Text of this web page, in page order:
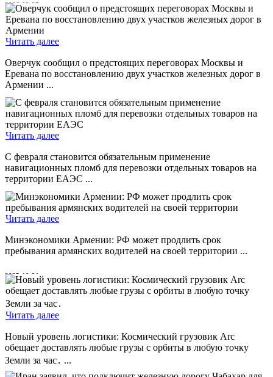
2026-03-27
Читать далее
Оверчук сообщил о предстоящих переговорах Москвы и
Еревана по восстановлению двух участков железных дорог в
Армении ...
2026-02-12
Читать далее
С февраля становится обязательным применение
навигационных пломб для перевозки отдельных товаров на
территории ЕАЭС ...
2025-12-25
Читать далее
Минэкономики Армении: РФ может продлить срок
пребывания армянских водителей на своей территории ...
2025-10-21
Читать далее
Новый уровень логистики: Космический грузовик Arc
обещает доставлять любые грузы с орбиты в любую точку
Земли за час․ ...